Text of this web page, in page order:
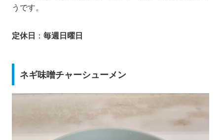
うです。
定休日 ： 毎週日曜日
ネギ味噌チャーシューメン